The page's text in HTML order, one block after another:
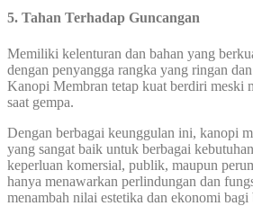
5. Tahan Terhadap Guncangan
Memiliki kelenturan dan bahan yang
dengan penyangga rangka yang ringan
Kanopi Membran tetap kuat berdiri meski
saat gempa.
Dengan berbagai keunggulan ini, kanopi
yang sangat baik untuk berbagai
keperluan komersial, publik, maupun
hanya menawarkan perlindungan dan
menambah nilai estetika dan ekonomi bagi